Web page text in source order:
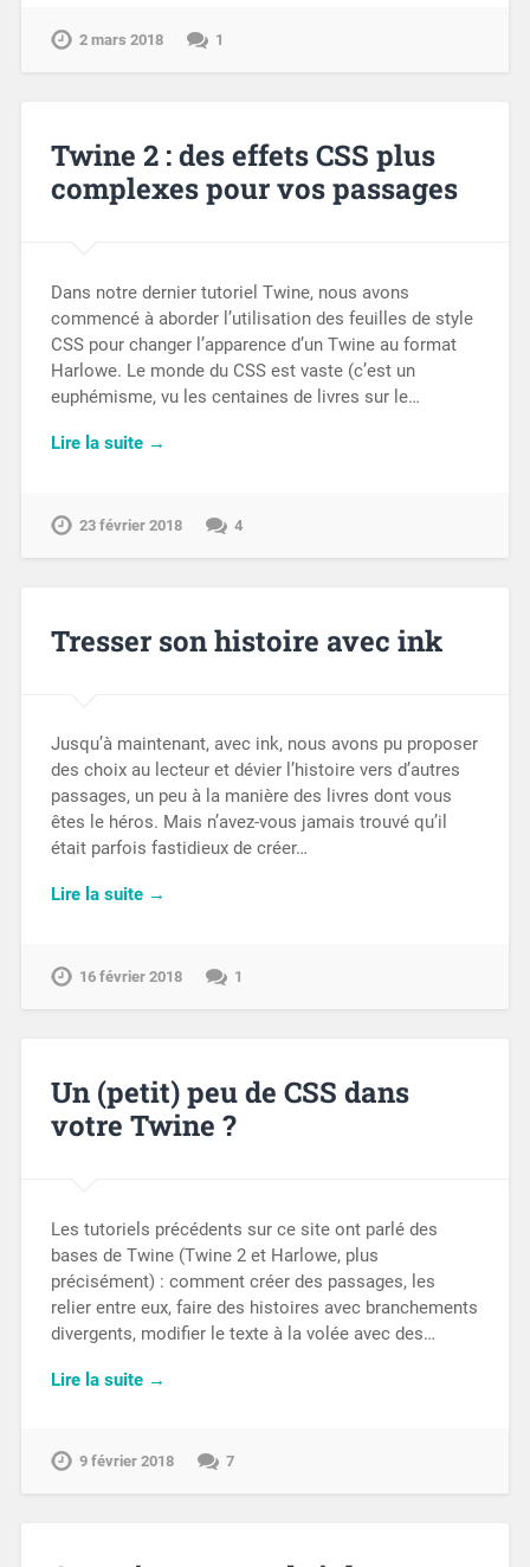
2 mars 2018 1
Twine 2 : des effets CSS plus
complexes pour vos passages
Dans notre dernier tutoriel Twine, nous avons
commencé à aborder l’utilisation des feuilles de style
CSS pour changer l’apparence d’un Twine au format
Harlowe. Le monde du CSS est vaste (c’est un
euphémisme, vu les centaines de livres sur le…
Lire la suite →
23 février 2018 4
Tresser son histoire avec ink
Jusqu’à maintenant, avec ink, nous avons pu proposer
des choix au lecteur et dévier l’histoire vers d’autres
passages, un peu à la manière des livres dont vous
êtes le héros. Mais n’avez-vous jamais trouvé qu’il
était parfois fastidieux de créer…
Lire la suite →
16 février 2018 1
Un (petit) peu de CSS dans
votre Twine ?
Les tutoriels précédents sur ce site ont parlé des
bases de Twine (Twine 2 et Harlowe, plus
précisément) : comment créer des passages, les
relier entre eux, faire des histoires avec branchements
divergents, modifier le texte à la volée avec des…
Lire la suite →
9 février 2018 7